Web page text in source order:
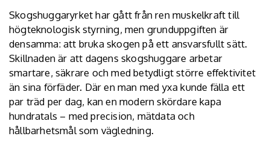
Skogshuggaryrket har gått från ren muskelkraft till
högteknologisk styrning, men grunduppgiften är
densamma: att bruka skogen på ett ansvarsfullt sätt.
Skillnaden är att dagens skogshuggare arbetar
smartare, säkrare och med betydligt större effektivitet
än sina förfäder. Där en man med yxa kunde fälla ett
par träd per dag, kan en modern skördare kapa
hundratals – med precision, mätdata och
hållbarhetsmål som vägledning.